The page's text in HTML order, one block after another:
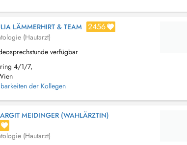
LÄMMERHIRT & TEAM 2456
(Hautarzt)
verfügbar
4/1/7,
der Kollegen
MEIDINGER (WAHLÄRZTIN)
(Hautarzt)